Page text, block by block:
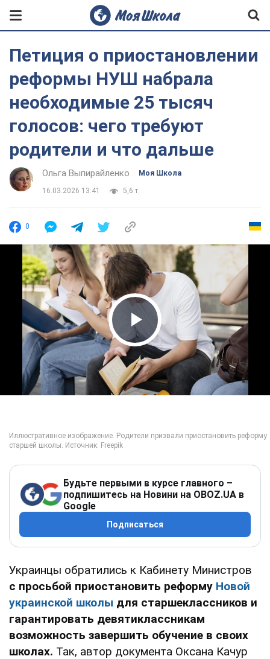
Петиция о приостановлении
реформы НУШ набрала
необходимые 25 тысяч
голосов: чего требуют
родители и что дальше
Ольга Выпирайленко Моя Школа
16.03.2026 13:41 5,6 т.
0
Play Video
Будьте первыми в курсе главного –
подпишитесь на Новини на OBOZ.UA в
Google
Подписаться
Украинцы обратились к Кабинету Министров
с просьбой приостановить реформу Новой
украинской школы для старшеклассников и
гарантировать девятиклассникам
возможность завершить обучение в своих
школах. Так, автор документа Оксана Качур